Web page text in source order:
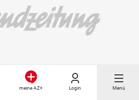
meine AZ+ Login Menü